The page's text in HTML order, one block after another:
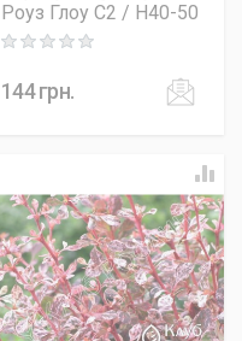
Роуз Глоу C2 / H40-50
Rating: 0 out of 5
144грн.